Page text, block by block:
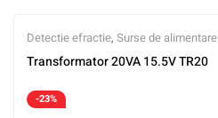
Detectie efractie, Surse de alimentare
Transformator 20VA 15.5V TR20
-23%